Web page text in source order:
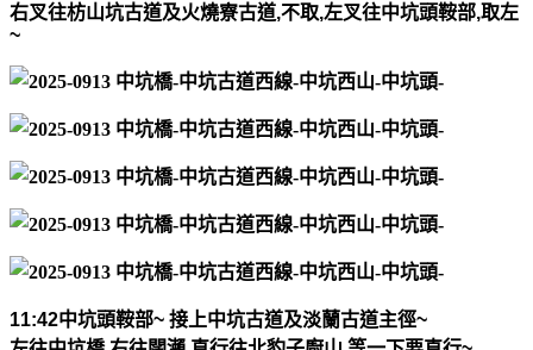
右叉往枋山坑古道及火燒寮古道,不取,左叉往中坑頭鞍部,取左
~
11:42中坑頭鞍部~ 接上中坑古道及淡蘭古道主徑~